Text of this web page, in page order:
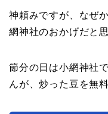
神頼みですが、なぜ
網神社のおかげだと
節分の日は小網神社
んが、炒った豆を無